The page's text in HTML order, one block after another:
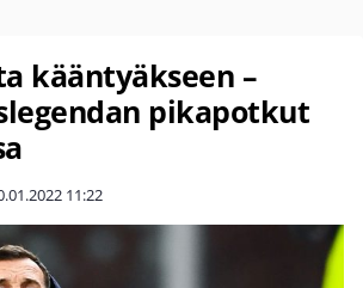
kääntyäkseen –
pikapotkut
11:22